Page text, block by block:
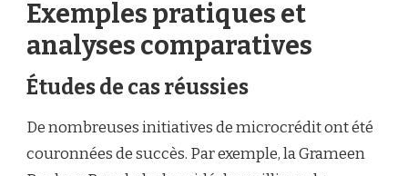
Exemples pratiques et
analyses comparatives
Études de cas réussies
De nombreuses initiatives de microcrédit ont été
couronnées de succès. Par exemple, la Grameen